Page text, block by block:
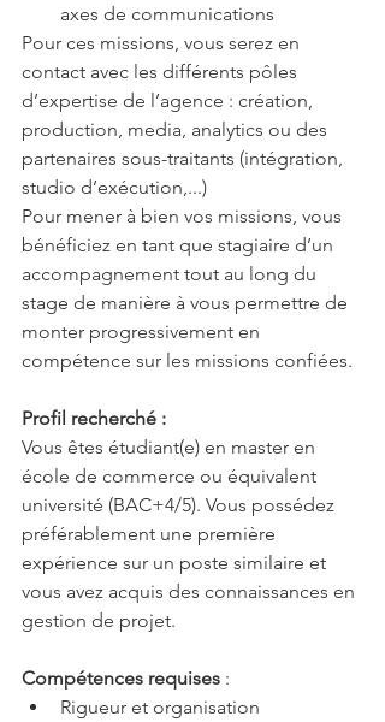
axes de communications
Pour ces missions, vous serez en
contact avec les différents pôles
d’expertise de l’agence : création,
production, media, analytics ou des
partenaires sous-traitants (intégration,
studio d’exécution,...)
Pour mener à bien vos missions, vous
bénéficiez en tant que stagiaire d’un
accompagnement tout au long du
stage de manière à vous permettre de
monter progressivement en
compétence sur les missions confiées.
Profil recherché :
Vous êtes étudiant(e) en master en
école de commerce ou équivalent
université (BAC+4/5). Vous possédez
préférablement une première
expérience sur un poste similaire et
vous avez acquis des connaissances en
gestion de projet.
Compétences requises :
Rigueur et organisation